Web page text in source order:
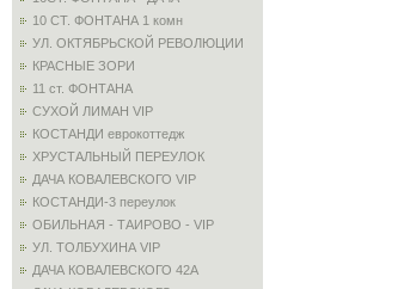
10 СТ. ФОНТАНА 1 комн
УЛ. ОКТЯБРЬСКОЙ РЕВОЛЮЦИИ
КРАСНЫЕ ЗОРИ
11 ст. ФОНТАНА
СУХОЙ ЛИМАН VIP
КОСТАНДИ еврокоттедж
ХРУСТАЛЬНЫЙ ПЕРЕУЛОК
ДАЧА КОВАЛЕВСКОГО VIP
КОСТАНДИ-3 переулок
ОБИЛЬНАЯ - ТАИРОВО - VIP
УЛ. ТОЛБУХИНА VIP
ДАЧА КОВАЛЕВСКОГО 42А